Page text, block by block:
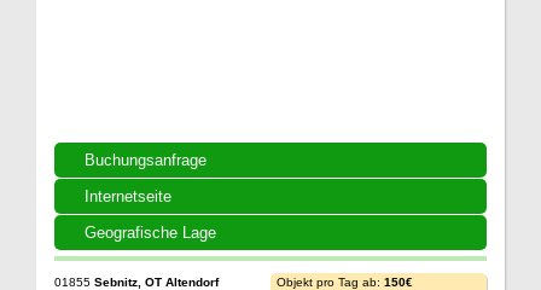
Buchungsanfrage
Internetseite
Geografische Lage
01855 Sebnitz, OT Altendorf
Objekt pro Tag ab: 150€